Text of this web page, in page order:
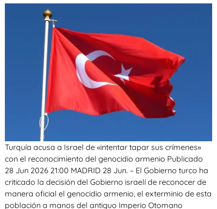
Turquía acusa a Israel de «intentar tapar sus crímenes»
con el reconocimiento del genocidio armenio Publicado
28 Jun 2026 21:00 MADRID 28 Jun. – El Gobierno turco ha
criticado la decisión del Gobierno israelí de reconocer de
manera oficial el genocidio armenio, el exterminio de esta
población a manos del antiguo Imperio Otomano